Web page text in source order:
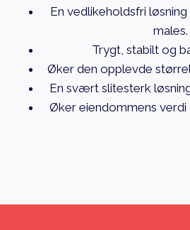
En vedlikeholdsfri
males.
Trygt, stabilt og
Øker den opplevde
En svært slitesterk
Øker eiendommens verdi